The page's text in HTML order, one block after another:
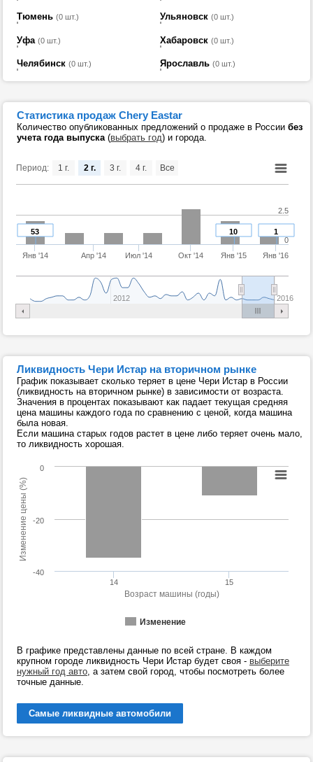
Тюмень (0 шт.) Ульяновск (0 шт.)
Уфа (0 шт.) Хабаровск (0 шт.)
Челябинск (0 шт.) Ярославль (0 шт.)
Статистика продаж Chery Eastar
Количество опубликованных предложений о продаже в России без
учета года выпуска(выбрать год) и города.
Период:
1
10
53
Янв '14 Апр '14 Июл '14 Окт '14 Янв '15 Янв '16
2012 2016
0
2.5
1 г. 2 г. 3 г. 4 г. Все
Ликвидность Чери Истар на вторичном рынке
График показывает сколько теряет в цене Чери Истар в России
(ликвидность на вторичном рынке) в зависимости от возраста.
Значения в процентах показывают как падает текущая средняя
цена машины каждого года по сравнению с ценой, когда машина
была новая.
Если машина старых годов растет в цене либо теряет очень мало,
то ликвидность хорошая.
Возраст машины (годы)
Изменение цены (%)
Изменение
14 15
-40
-20
0
В графике представлены данные по всей стране. В каждом
крупном городе ликвидность Чери Истар будет своя - выберите
нужный год авто, а затем свой город, чтобы посмотреть более
точные данные.
Самые ликвидные автомобили